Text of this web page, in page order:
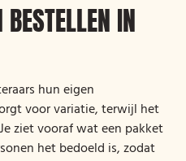
IN
hun eigen
voor variatie, terwijl het
ziet vooraf wat een pakket
het bedoeld is, zodat